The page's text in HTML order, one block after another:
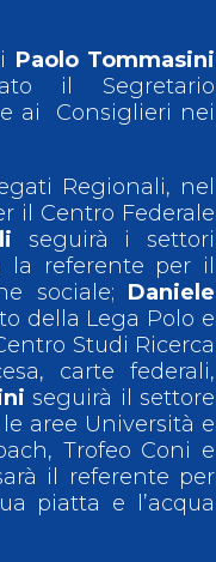
Paolo Tommasini
il Segretario
ai Consiglieri nei
Regionali, nel
il Centro Federale
seguirà i settori
la referente per il
sociale; Daniele
della Lega Polo e
Studi Ricerca
carte federali,
seguirà il settore
aree Università e
Trofeo Coni e
il referente per
piatta e l’acqua